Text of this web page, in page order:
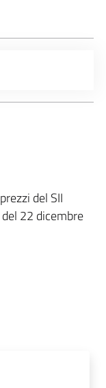
del SII
22 dicembre